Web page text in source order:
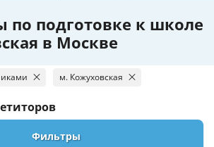
по подготовке к школе
в Москве
м. Кожуховская
Фильтры